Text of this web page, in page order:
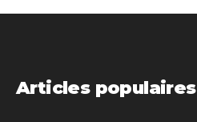
Articles populaires